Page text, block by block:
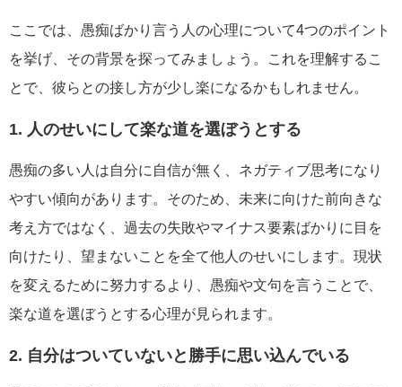
ここでは、愚痴ばかり言う人の心理について4つのポイント
を挙げ、その背景を探ってみましょう。これを理解するこ
とで、彼らとの接し方が少し楽になるかもしれません。
1. 人のせいにして楽な道を選ぼうとする
愚痴の多い人は自分に自信が無く、ネガティブ思考になり
やすい傾向があります。そのため、未来に向けた前向きな
考え方ではなく、過去の失敗やマイナス要素ばかりに目を
向けたり、望まないことを全て他人のせいにします。現状
を変えるために努力するより、愚痴や文句を言うことで、
楽な道を選ぼうとする心理が見られます。
2. 自分はついていないと勝手に思い込んでいる